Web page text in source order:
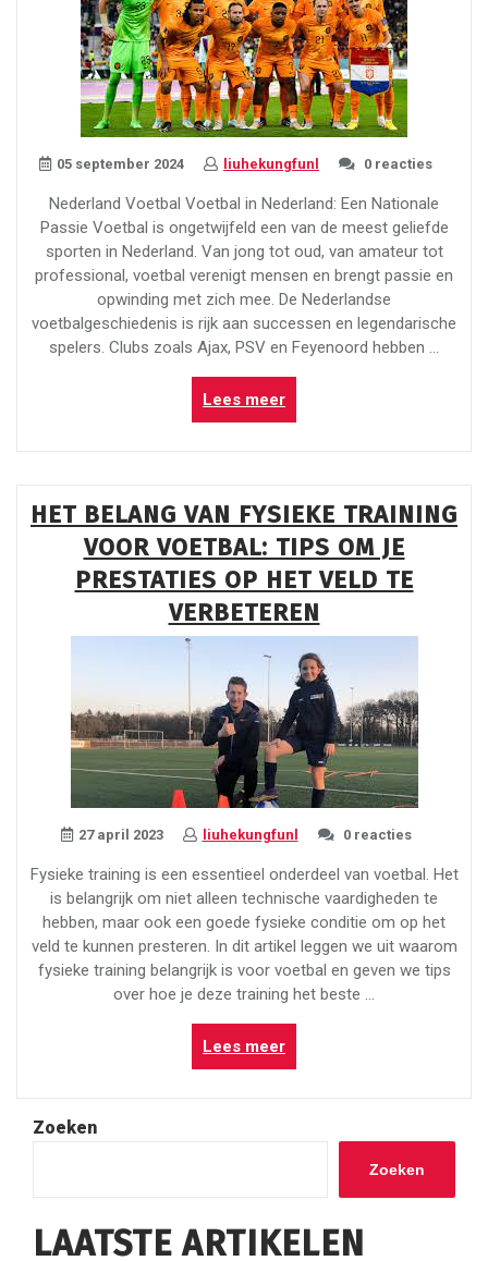
05 september 2024 liuhekungfunl 0 reacties
Nederland Voetbal Voetbal in Nederland: Een Nationale
Passie Voetbal is ongetwijfeld een van de meest geliefde
sporten in Nederland. Van jong tot oud, van amateur tot
professional, voetbal verenigt mensen en brengt passie en
opwinding met zich mee. De Nederlandse
voetbalgeschiedenis is rijk aan successen en legendarische
spelers. Clubs zoals Ajax, PSV en Feyenoord hebben …
Lees meer“Het
Voetbalhart
van
en
Trots
voor
de
Sport”
HET BELANG VAN FYSIEKE TRAINING
VOOR VOETBAL: TIPS OM JE
PRESTATIES OP HET VELD TE
VERBETEREN
27 april 2023 liuhekungfunl 0 reacties
Fysieke training is een essentieel onderdeel van voetbal. Het
is belangrijk om niet alleen technische vaardigheden te
hebben, maar ook een goede fysieke conditie om op het
veld te kunnen presteren. In dit artikel leggen we uit waarom
fysieke training belangrijk is voor voetbal en geven we tips
over hoe je deze training het beste …
Lees meer“Het
belang
van
training
om
Zoeken
Zoeken
LAATSTE ARTIKELEN